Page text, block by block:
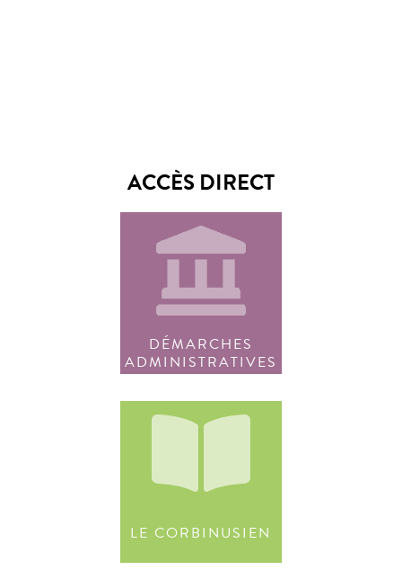
ACCÈS DIRECT
DÉMARCHES
ADMINISTRATIVES
LE CORBINUSIEN